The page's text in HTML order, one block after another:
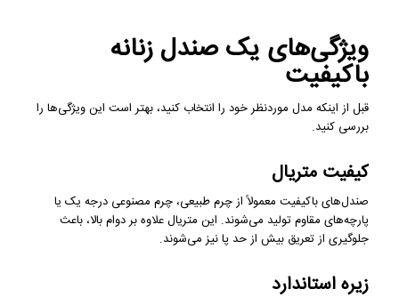
ویژگی‌های یک صندل زنانه
باکیفیت
قبل از اینکه مدل موردنظر خود را انتخاب کنید، بهتر است این ویژگی‌ها را
بررسی کنید.
کیفیت متریال
صندل‌های باکیفیت معمولاً از چرم طبیعی، چرم مصنوعی درجه یک یا
پارچه‌های مقاوم تولید می‌شوند. این متریال علاوه بر دوام بالا، باعث
جلوگیری از تعریق بیش از حد پا نیز می‌شوند.
زیره استاندارد